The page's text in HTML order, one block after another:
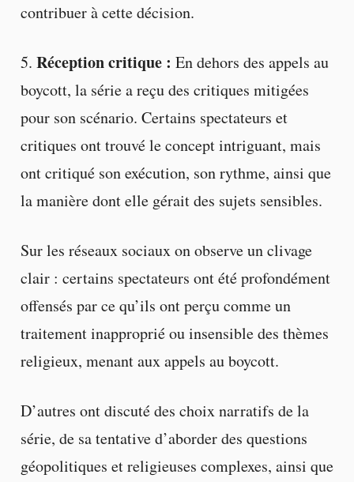
contribuer à cette décision.
5. Réception critique : En dehors des appels au
boycott, la série a reçu des critiques mitigées
pour son scénario. Certains spectateurs et
critiques ont trouvé le concept intriguant, mais
ont critiqué son exécution, son rythme, ainsi que
la manière dont elle gérait des sujets sensibles.
Sur les réseaux sociaux on observe un clivage
clair : certains spectateurs ont été profondément
offensés par ce qu’ils ont perçu comme un
traitement inapproprié ou insensible des thèmes
religieux, menant aux appels au boycott.
D’autres ont discuté des choix narratifs de la
série, de sa tentative d’aborder des questions
géopolitiques et religieuses complexes, ainsi que